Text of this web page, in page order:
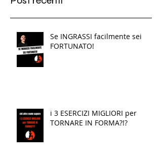
Se INGRASSI facilmente sei
FORTUNATO!
i 3 ESERCIZI MIGLIORI per
TORNARE IN FORMA?!?